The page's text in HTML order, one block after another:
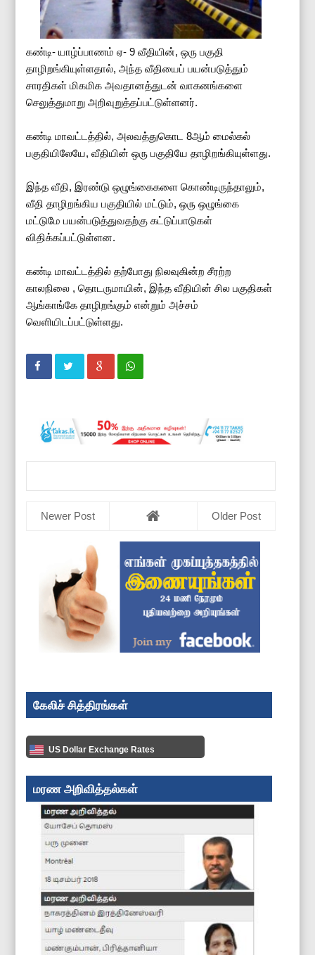
கண்டி- யாழ்ப்பாணம் ஏ- 9 வீதியின், ஒரு பகுதி
தாழிறங்கியுள்ளதால், அந்த வீதியைப் பயன்படுத்தும்
சாரதிகள் மிகமிக அவதானத்துடன் வாகனங்களை
செலுத்துமாறு அறிவுறுத்தப்பட்டுள்ளனர்.
கண்டி மாவட்டத்தில், அலவத்துகொட 8ஆம் மைல்கல்
பகுதியிலேயே, வீதியின் ஒரு பகுதியே தாழிறங்கியுள்ளது.
இந்த வீதி, இரண்டு ஒழுங்கைகளை கொண்டிருந்தாலும்,
வீதி தாழிறங்கிய பகுதியில் மட்டும், ஒரு ஒழுங்கை
மட்டுமே பயன்படுத்துவதற்கு கட்டுப்பாடுகள்
விதிக்கப்பட்டுள்ளன.
கண்டி மாவட்டத்தில் தற்போது நிலவுகின்ற சீரற்ற
காலநிலை , தொடருமாயின், இந்த வீதியின் சில பகுதிகள்
ஆங்காங்கே தாழிறங்கும் என்றும் அச்சம்
வெளியிடப்பட்டுள்ளது.
Newer Post Older Post
கேலிச் சித்திரங்கள்
US Dollar Exchange Rates
மரண அறிவித்தல்கள்